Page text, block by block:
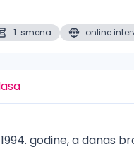
1. smena online
godine, a danas